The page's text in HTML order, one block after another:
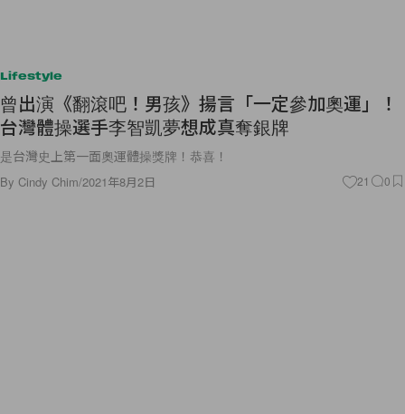
Lifestyle
曾出演《翻滾吧！男孩》揚言「一定參加奧運」！
台灣體操選手李智凱夢想成真奪銀牌
是台灣史上第一面奧運體操獎牌！恭喜！
By Cindy Chim/2021年8月2日 21 0